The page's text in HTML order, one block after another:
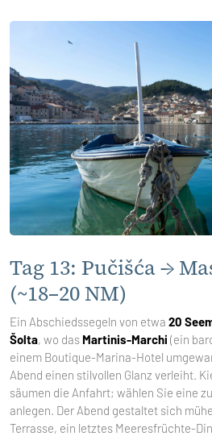
Tag 13: Pučišća →
(~18–20 NM)
Ein Abschiedssegeln von etwa 20
Šolta, wo das Martinis-Marchi (ein
einem Boutique-Marina-Hotel
Abend einen stilvollen Glanz verleiht.
säumen die Anfahrt; wählen Sie eine
anlegen. Der Abend gestaltet sich
Terrasse, ein letztes Meeresfrüchte-